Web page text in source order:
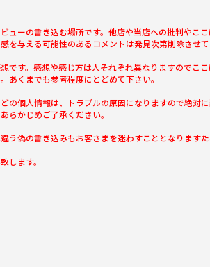
ューの書き込む場所です。他店や当店への批判や
を与える可能性のあるコメントは発見次第削除させて
です。感想や感じ方は人それぞれ異なりますのでこ
あくまでも参考程度にとどめて下さい。
の個人情報は、トラブルの原因になりますので絶対
らかじめご了承ください。
う偽の書き込みもお客さまを迷わすこととなります
します。